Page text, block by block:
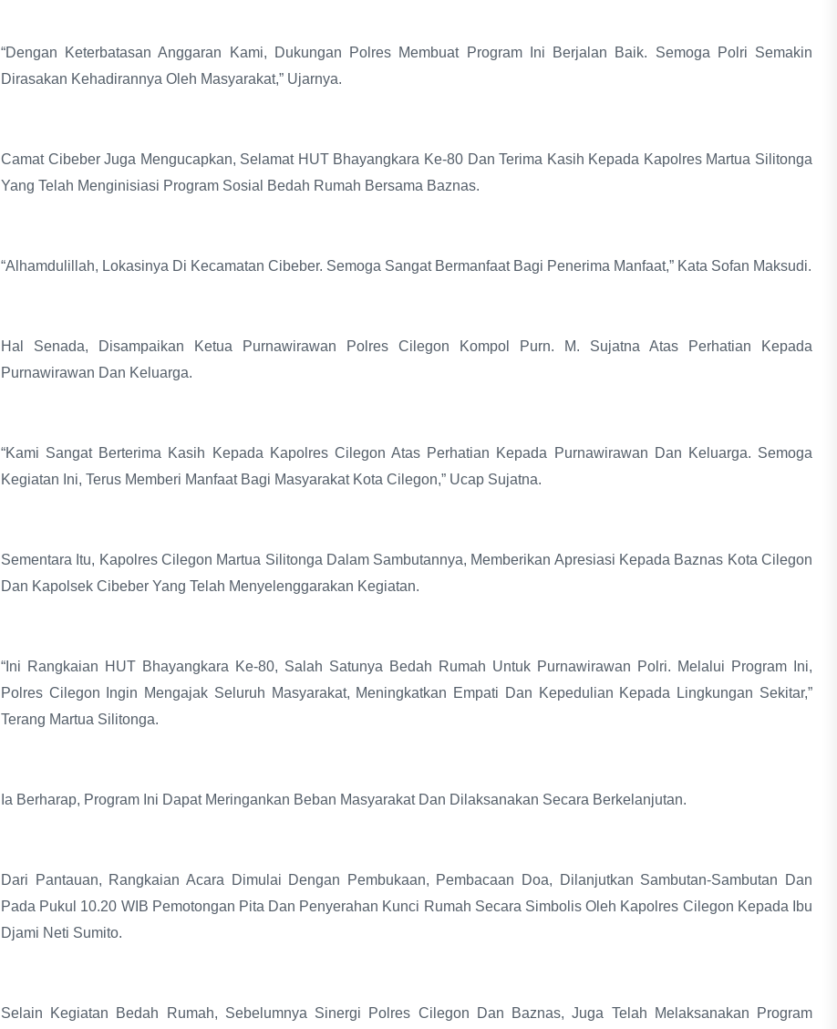
“Dengan Keterbatasan Anggaran Kami, Dukungan Polres Membuat Program Ini Berjalan Baik. Semoga Polri Semakin
Dirasakan Kehadirannya Oleh Masyarakat,” Ujarnya.
Camat Cibeber Juga Mengucapkan, Selamat HUT Bhayangkara Ke-80 Dan Terima Kasih Kepada Kapolres Martua Silitonga
Yang Telah Menginisiasi Program Sosial Bedah Rumah Bersama Baznas.
“Alhamdulillah, Lokasinya Di Kecamatan Cibeber. Semoga Sangat Bermanfaat Bagi Penerima Manfaat,” Kata Sofan Maksudi.
Hal Senada, Disampaikan Ketua Purnawirawan Polres Cilegon Kompol Purn. M. Sujatna Atas Perhatian Kepada
Purnawirawan Dan Keluarga.
“Kami Sangat Berterima Kasih Kepada Kapolres Cilegon Atas Perhatian Kepada Purnawirawan Dan Keluarga. Semoga
Kegiatan Ini, Terus Memberi Manfaat Bagi Masyarakat Kota Cilegon,” Ucap Sujatna.
Sementara Itu, Kapolres Cilegon Martua Silitonga Dalam Sambutannya, Memberikan Apresiasi Kepada Baznas Kota Cilegon
Dan Kapolsek Cibeber Yang Telah Menyelenggarakan Kegiatan.
“Ini Rangkaian HUT Bhayangkara Ke-80, Salah Satunya Bedah Rumah Untuk Purnawirawan Polri. Melalui Program Ini,
Polres Cilegon Ingin Mengajak Seluruh Masyarakat, Meningkatkan Empati Dan Kepedulian Kepada Lingkungan Sekitar,”
Terang Martua Silitonga.
Ia Berharap, Program Ini Dapat Meringankan Beban Masyarakat Dan Dilaksanakan Secara Berkelanjutan.
Dari Pantauan, Rangkaian Acara Dimulai Dengan Pembukaan, Pembacaan Doa, Dilanjutkan Sambutan-Sambutan Dan
Pada Pukul 10.20 WIB Pemotongan Pita Dan Penyerahan Kunci Rumah Secara Simbolis Oleh Kapolres Cilegon Kepada Ibu
Djami Neti Sumito.
Selain Kegiatan Bedah Rumah, Sebelumnya Sinergi Polres Cilegon Dan Baznas, Juga Telah Melaksanakan Program